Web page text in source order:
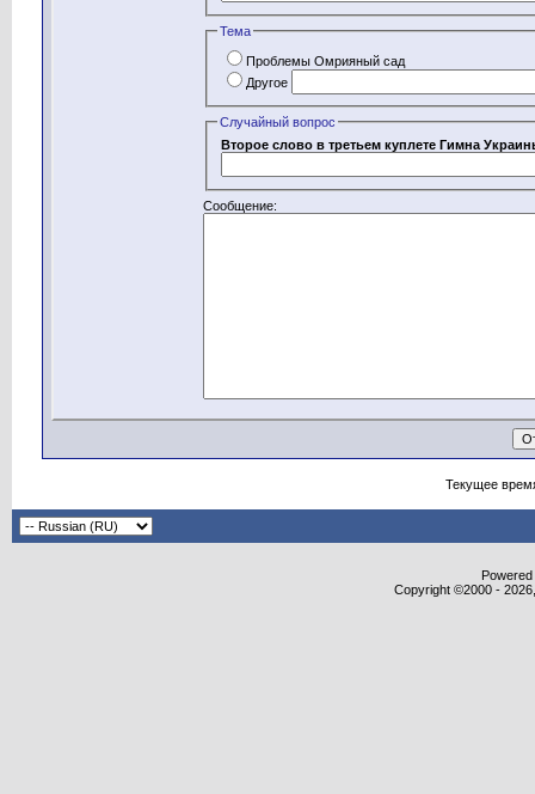
Тема
Проблемы Омрияный сад
Другое
Случайный вопрос
Второе слово в третьем куплете Гимна
Сообщение:
Текущее
Copyright ©2000 -